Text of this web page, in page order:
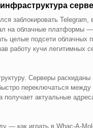
заблокировать
на облачные платформы
целые подсети облачных
работу кучи легитимных
Серверы раскиданы
переключаться
актуальные
— как играть в Whac-A-